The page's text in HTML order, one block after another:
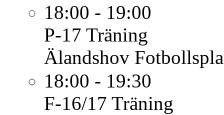
18:00 - 19:00
P-17 Träning
Älandshov
18:00 - 19:30
F-16/17 Träning